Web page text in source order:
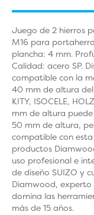
Juego de 2 hierros
M16 para
plancha: 4 mm.
Calidad: acero SP.
compatible con la
40 mm de altura del
KITY, ISOCELE,
mm de altura
50 mm de altura,
compatible con esta
productos
uso profesional e
de diseño SUIZO y
Diamwood, experto
domina las
más de 15 años.